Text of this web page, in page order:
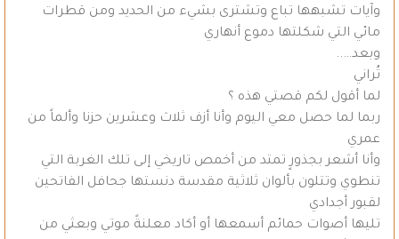
وآيات تشبهها تباع وتشترى بشيء من الحديد ومن قطرات
مائي التي شكلتها دموع أنهاري
وبعد…..
تُراني
لما أقول لكم قصتي هذه ؟
ربما لما حصل معي اليوم وأنا أزف ثلاث وعشرين حزنا وألماً من
عمري
وأنا أشعر بجذورٍ تمتد من أخمص تاريخي إلى تلك الغربة التي
تنطوي وتتلون بألوان ثلاثية مقدسة دنستها جحافل الفاتحين
لقبور أجدادي
تليها أصوات حمائم أسمعها أو أكاد معلنةً موتي وبعثي من